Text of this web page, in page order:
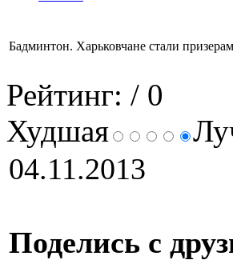
Бадминтон. Харьковчане стали
Рейтинг: / 0
Худшая
04.11.2013
Поделись с